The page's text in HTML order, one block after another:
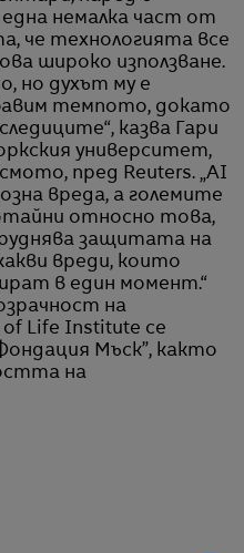
немалка част от
че технологията все
широко използване.
но духът му е
темпото, докато
казва Гари
университет,
пред Reuters. „AI
вреда, а големите
относно това,
защитата на
вреди, които
в един момент.“
на
of Life Institute се
Мъск”, както
на